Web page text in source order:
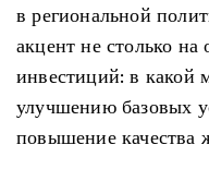
в региональной
акцент не столько на
инвестиций: в какой
улучшению базовых
повышение качества